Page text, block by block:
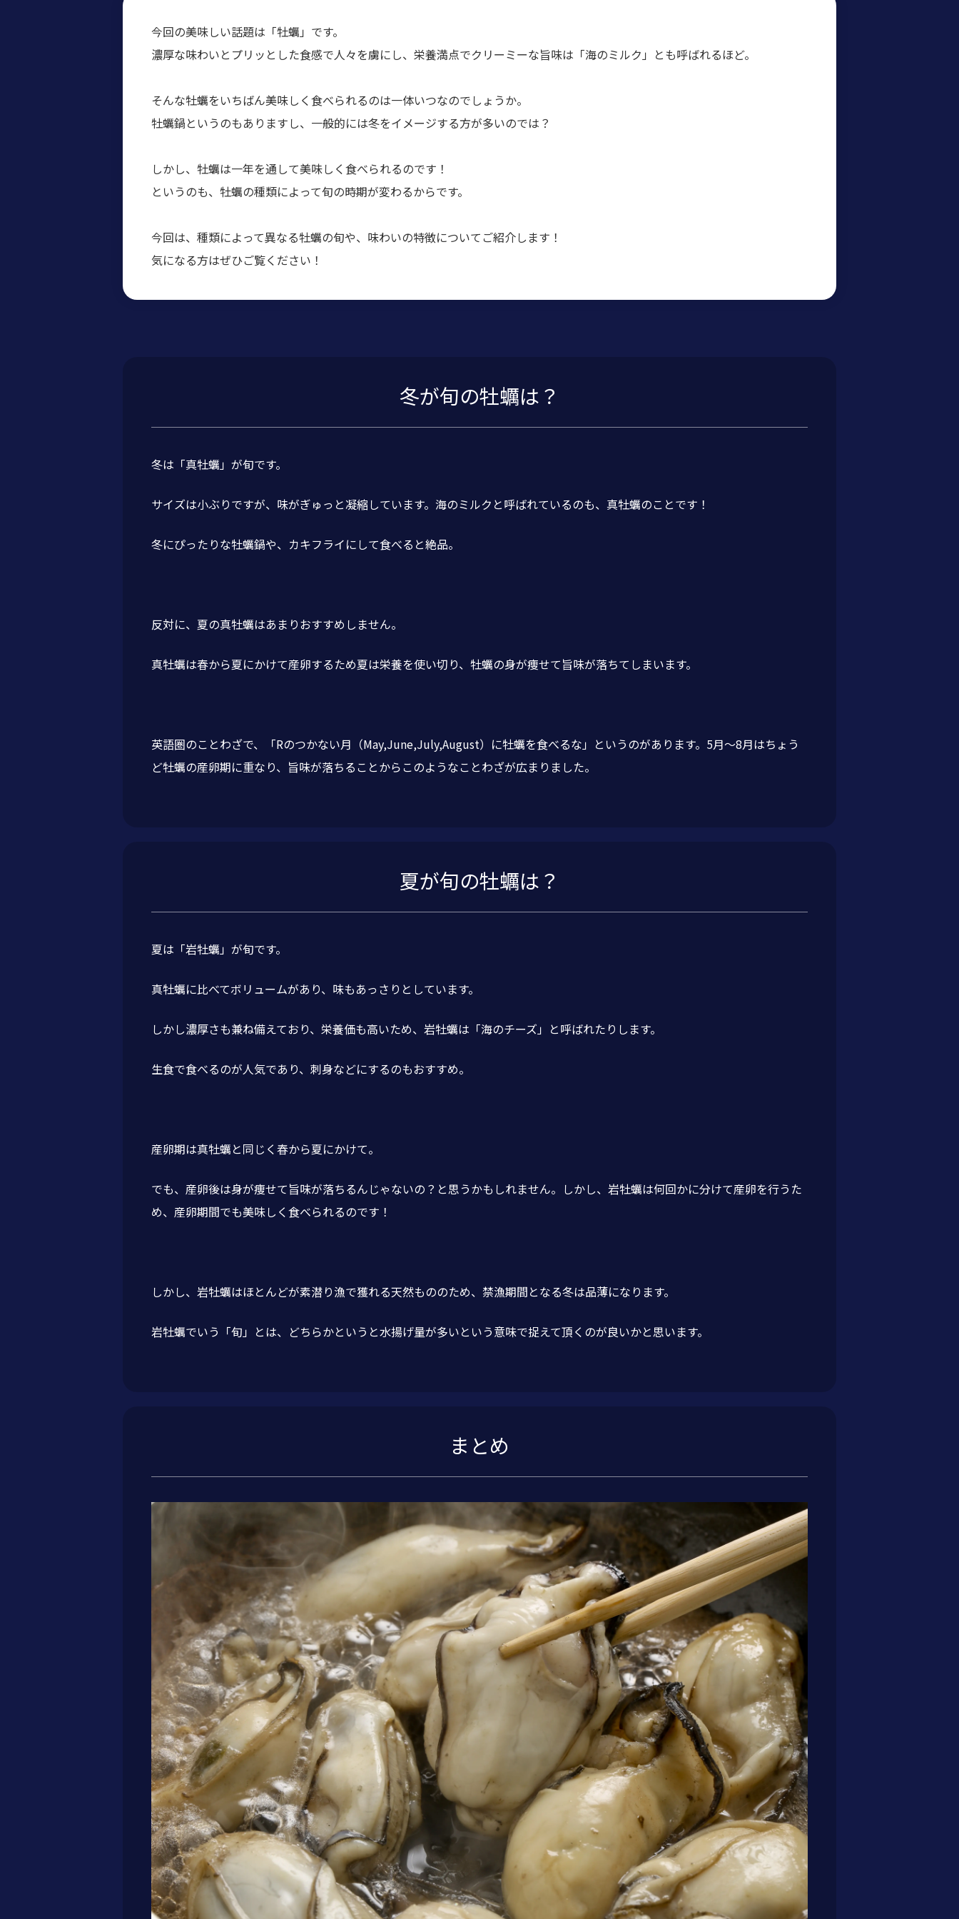
今回の美味しい話題は「牡蠣」です。
濃厚な味わいとプリッとした食感で人々を虜にし、栄養満点でクリーミーな旨味は「海のミルク」とも呼ばれるほど。
そんな牡蠣をいちばん美味しく食べられるのは一体いつなのでしょうか。
牡蠣鍋というのもありますし、一般的には冬をイメージする方が多いのでは？
しかし、牡蠣は一年を通して美味しく食べられるのです！
というのも、牡蠣の種類によって旬の時期が変わるからです。
今回は、種類によって異なる牡蠣の旬や、味わいの特徴についてご紹介します！
気になる方はぜひご覧ください！
冬が旬の牡蠣は？
冬は「真牡蠣」が旬です。
サイズは小ぶりですが、味がぎゅっと凝縮しています。海のミルクと呼ばれているのも、真牡蠣のことです！
冬にぴったりな牡蠣鍋や、カキフライにして食べると絶品。
反対に、夏の真牡蠣はあまりおすすめしません。
真牡蠣は春から夏にかけて産卵するため夏は栄養を使い切り、牡蠣の身が痩せて旨味が落ちてしまいます。
英語圏のことわざで、「Rのつかない月（May,June,July,August）に牡蠣を食べるな」というのがあります。5月～8月はちょう
ど牡蠣の産卵期に重なり、旨味が落ちることからこのようなことわざが広まりました。
夏が旬の牡蠣は？
夏は「岩牡蠣」が旬です。
真牡蠣に比べてボリュームがあり、味もあっさりとしています。
しかし濃厚さも兼ね備えており、栄養価も高いため、岩牡蠣は「海のチーズ」と呼ばれたりします。
生食で食べるのが人気であり、刺身などにするのもおすすめ。
産卵期は真牡蠣と同じく春から夏にかけて。
でも、産卵後は身が痩せて旨味が落ちるんじゃないの？と思うかもしれません。しかし、岩牡蠣は何回かに分けて産卵を行うた
め、産卵期間でも美味しく食べられるのです！
しかし、岩牡蠣はほとんどが素潜り漁で獲れる天然もののため、禁漁期間となる冬は品薄になります。
岩牡蠣でいう「旬」とは、どちらかというと水揚げ量が多いという意味で捉えて頂くのが良いかと思います。
まとめ